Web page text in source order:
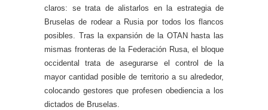
claros: se trata de alistarlos en la estrategia de
Bruselas de rodear a Rusia por todos los flancos
posibles. Tras la expansión de la OTAN hasta las
mismas fronteras de la Federación Rusa, el bloque
occidental trata de asegurarse el control de la
mayor cantidad posible de territorio a su alrededor,
colocando gestores que profesen obediencia a los
dictados de Bruselas.